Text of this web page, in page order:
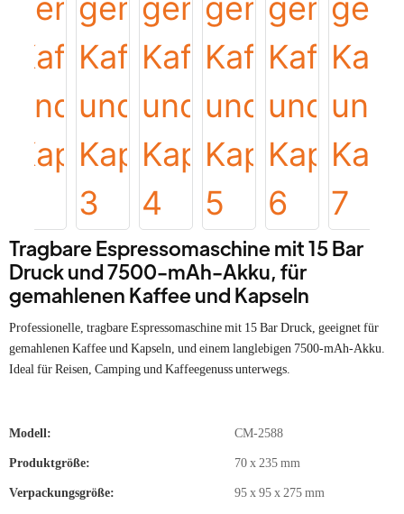
Tragbare Espressomaschine mit 15 Bar
Druck und 7500-mAh-Akku, für
gemahlenen Kaffee und Kapseln
Professionelle, tragbare Espressomaschine mit 15 Bar Druck, geeignet für
gemahlenen Kaffee und Kapseln, und einem langlebigen 7500-mAh-Akku.
Ideal für Reisen, Camping und Kaffeegenuss unterwegs.
Modell: CM-2588
Produktgröße: 70 x 235 mm
Verpackungsgröße: 95 x 95 x 275 mm